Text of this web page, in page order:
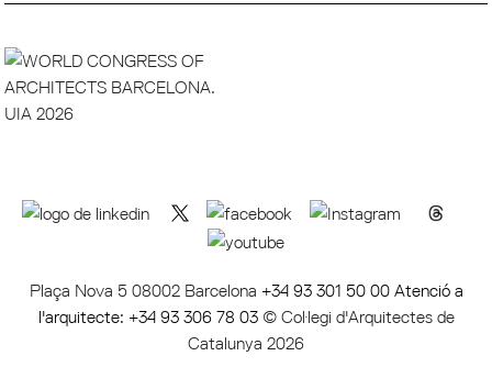
Plaça Nova 5 08002 Barcelona +34 93 301 50 00 Atenció a
l'arquitecte: +34 93 306 78 03 © Col·legi d'Arquitectes de
Catalunya 2026